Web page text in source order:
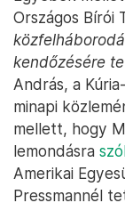
Országos Bírói
kendőzésére
András, a
minapi
mellett, hogy
lemondásra
Amerikai
Pressmannél